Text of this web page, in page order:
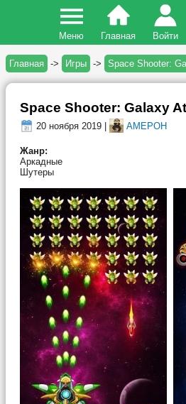
Меню Главная Войти
Главная -> Игры -> Space Shooter:
Space Shooter: Galaxy
20 ноября 2019 | AMEPOH
Жанр:
Аркадные
Шутеры